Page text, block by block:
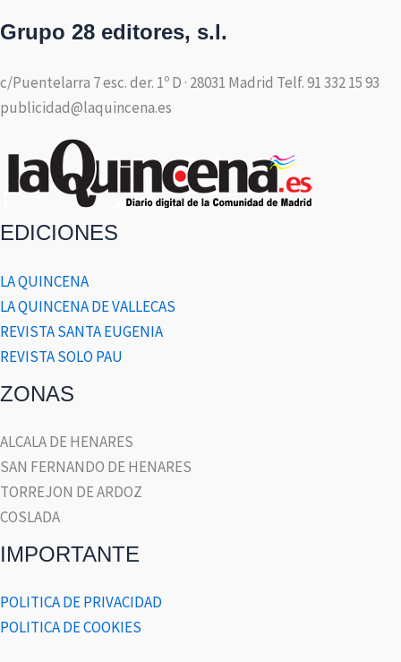
Grupo 28 editores, s.l.
c/Puentelarra 7 esc. der. 1º D · 28031 Madrid Telf. 91 332 15 93
publicidad@laquincena.es
EDICIONES
LA QUINCENA
LA QUINCENA DE VALLECAS
REVISTA SANTA EUGENIA
REVISTA SOLO PAU
ZONAS
ALCALA DE HENARES
SAN FERNANDO DE HENARES
TORREJON DE ARDOZ
COSLADA
IMPORTANTE
POLITICA DE PRIVACIDAD
POLITICA DE COOKIES